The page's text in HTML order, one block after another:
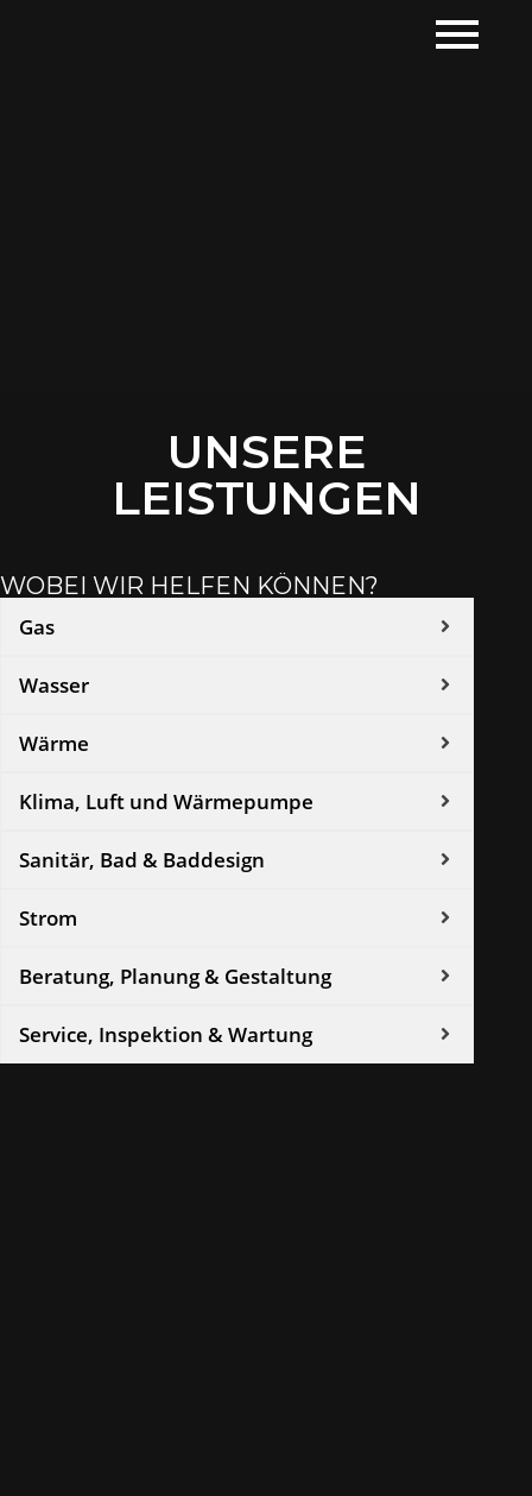
UNSERE
LEISTUNGEN
WOBEI WIR HELFEN KÖNNEN?
Gas
Wasser
Wärme
Klima, Luft und Wärmepumpe
Sanitär, Bad & Baddesign
Strom
Beratung, Planung & Gestaltung
Service, Inspektion & Wartung